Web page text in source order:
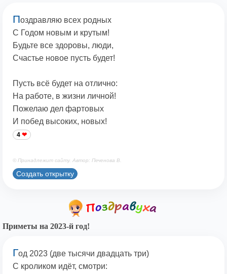
Поздравляю всех родных
С Годом новым и крутым!
Будьте все здоровы, люди,
Счастье новое пусть будет!
Пусть всё будет на отлично:
На работе, в жизни личной!
Пожелаю дел фартовых
И побед высоких, новых!
4
© Принадлежит сайту. Автор: Печенова В.
Создать открытку
Приметы на 2023-й год!
Год 2023 (две тысячи двадцать три)
С кроликом идёт, смотри: